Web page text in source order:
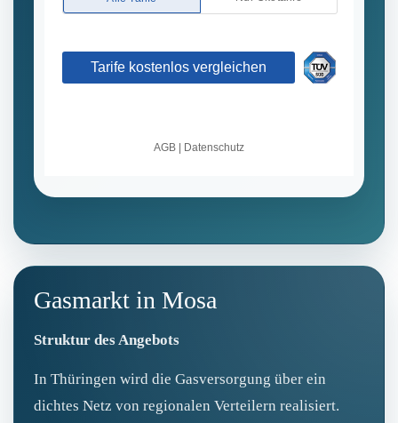
Gasmarkt in Mosa
Struktur des Angebots
In Thüringen wird die Gasversorgung über ein
dichtes Netz von regionalen Verteilern realisiert.